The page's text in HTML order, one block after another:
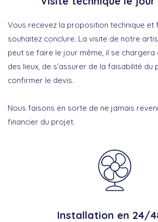
Vous recevez la proposition technique et
souhaitez conclure. La visite de notre
peut se faire le jour même, il se
des lieux, de s’assurer de la faisabilité du
confirmer le devis.
Nous faisons en sorte de ne jamais
financier du projet.
Installation en 24/